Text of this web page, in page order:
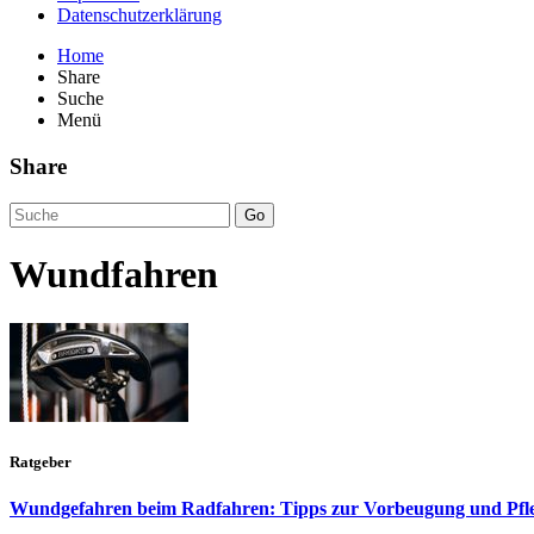
Datenschutzerklärung
Home
Share
Suche
Menü
Share
Go
Wundfahren
Ratgeber
Wundgefahren beim Radfahren: Tipps zur Vorbeugung und